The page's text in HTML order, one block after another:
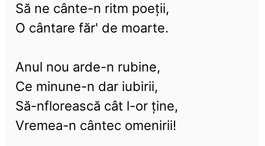
Să ne cânte-n ritm poeții,
O cântare făr' de moarte.
Anul nou arde-n rubine,
Ce minune-n dar iubirii,
Să-nflorească cât l-or ține,
Vremea-n cântec omenirii!